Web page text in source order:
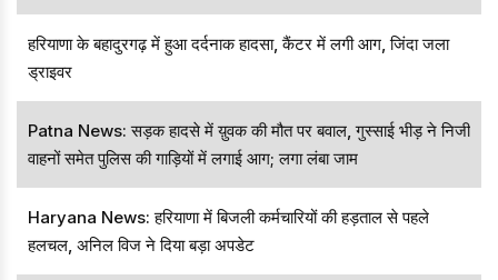
हरियाणा के बहादुरगढ़ में हुआ दर्दनाक हादसा, कैंटर में लगी आग, जिंदा जला
ड्राइवर
Patna News: सड़क हादसे में य़ुवक की मौत पर बवाल, गुस्साई भीड़ ने निजी
वाहनों समेत पुलिस की गाड़ियों में लगाई आग; लगा लंबा जाम
Haryana News: हरियाणा में बिजली कर्मचारियों की हड़ताल से पहले
हलचल, अनिल विज ने दिया बड़ा अपडेट